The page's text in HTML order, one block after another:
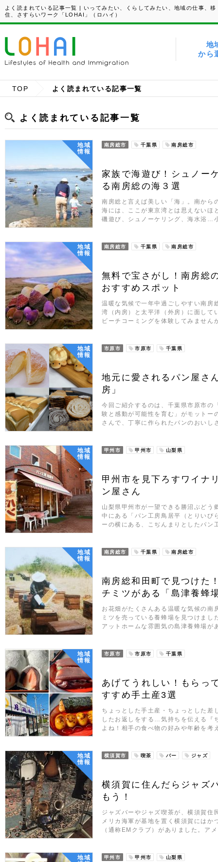
よく読まれている記事一覧 | いってみたい、くらしてみたい、地域の仕事、移
住、さすらいワーク「LOHAI」（ロハイ）
地
から
TOP よく読まれている記事一覧
よく読まれている記事一覧
地域
情報
南房総市 千葉県 南房総市
家族で海遊び！シュノー
る南房総の海３選
南房総と言えば美しい「海」。南か
海には、ここが東京湾とは思えないほ
磯遊び、シュノーケリング、海水浴…
地域
情報
南房総市 千葉県 南房総市
無料で宝さがし！南房総
おすすめスポット
温暖な気候で一年中過ごしやすい南房
湾（内房）と太平洋（外房）に面して
ビーチコーミングを体験してみませ
地域
情報
市原市 市原市 千葉県
地元に愛されるパン屋
房」
今回ご紹介するのは、千葉県市原市
験と感動が可能性を育む」がモットー
さんで、丁寧に作られたパンのおい
地域
情報
甲州市 甲州市 山梨県
甲州市を見下ろすワイナ
ン屋さん
山梨県甲州市が一望できる勝沼ぶど
中にある「パン工房鳥居平（とりいび
ーの横にある、こぢんまりとしたパ
地域
情報
南房総市 千葉県 南房総市
南房総和田町で見つけた
チミツがある「島津養蜂
お花畑がたくさんある温暖な気候の南
ミツを売っている養蜂場を見つけま
アットホームな雰囲気の島津養蜂場
地域
情報
市原市 市原市 千葉県
あげてうれしい！もらっ
すすめ手土産3選
ちょっとした手土産・ちょっとした差
したお返しをする…気持ちを伝える『
よね！相手の食べ物の好みや年齢を
地域
情報
横須賀市 喫茶 バー ジャズ
横須賀に住んだらジャズ
もう！
ジャズバーやジャズ喫茶が、横須賀住
メリカ海軍が基地を置く横須賀にはか
（通称EMクラブ）がありました。ア
地域
甲州市 甲州市 山梨県